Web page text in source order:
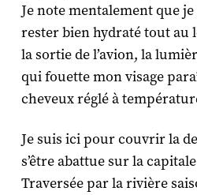
Je note mentalement que
rester bien hydraté tout au
la sortie de l’avion, la
qui fouette mon visage
cheveux réglé à
Je suis ici pour couvrir la
s’être abattue sur la
Traversée par la rivière